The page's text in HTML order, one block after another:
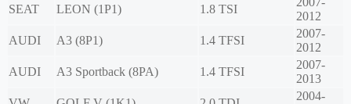
SEAT
LEON (1P1) 1.8 TSI
2012
AUDI
A3 (8P1) 1.4 TFSI
2007-
2012
AUDI
A3 Sportback (8PA) 1.4 TFSI
2007-
2013
2004-